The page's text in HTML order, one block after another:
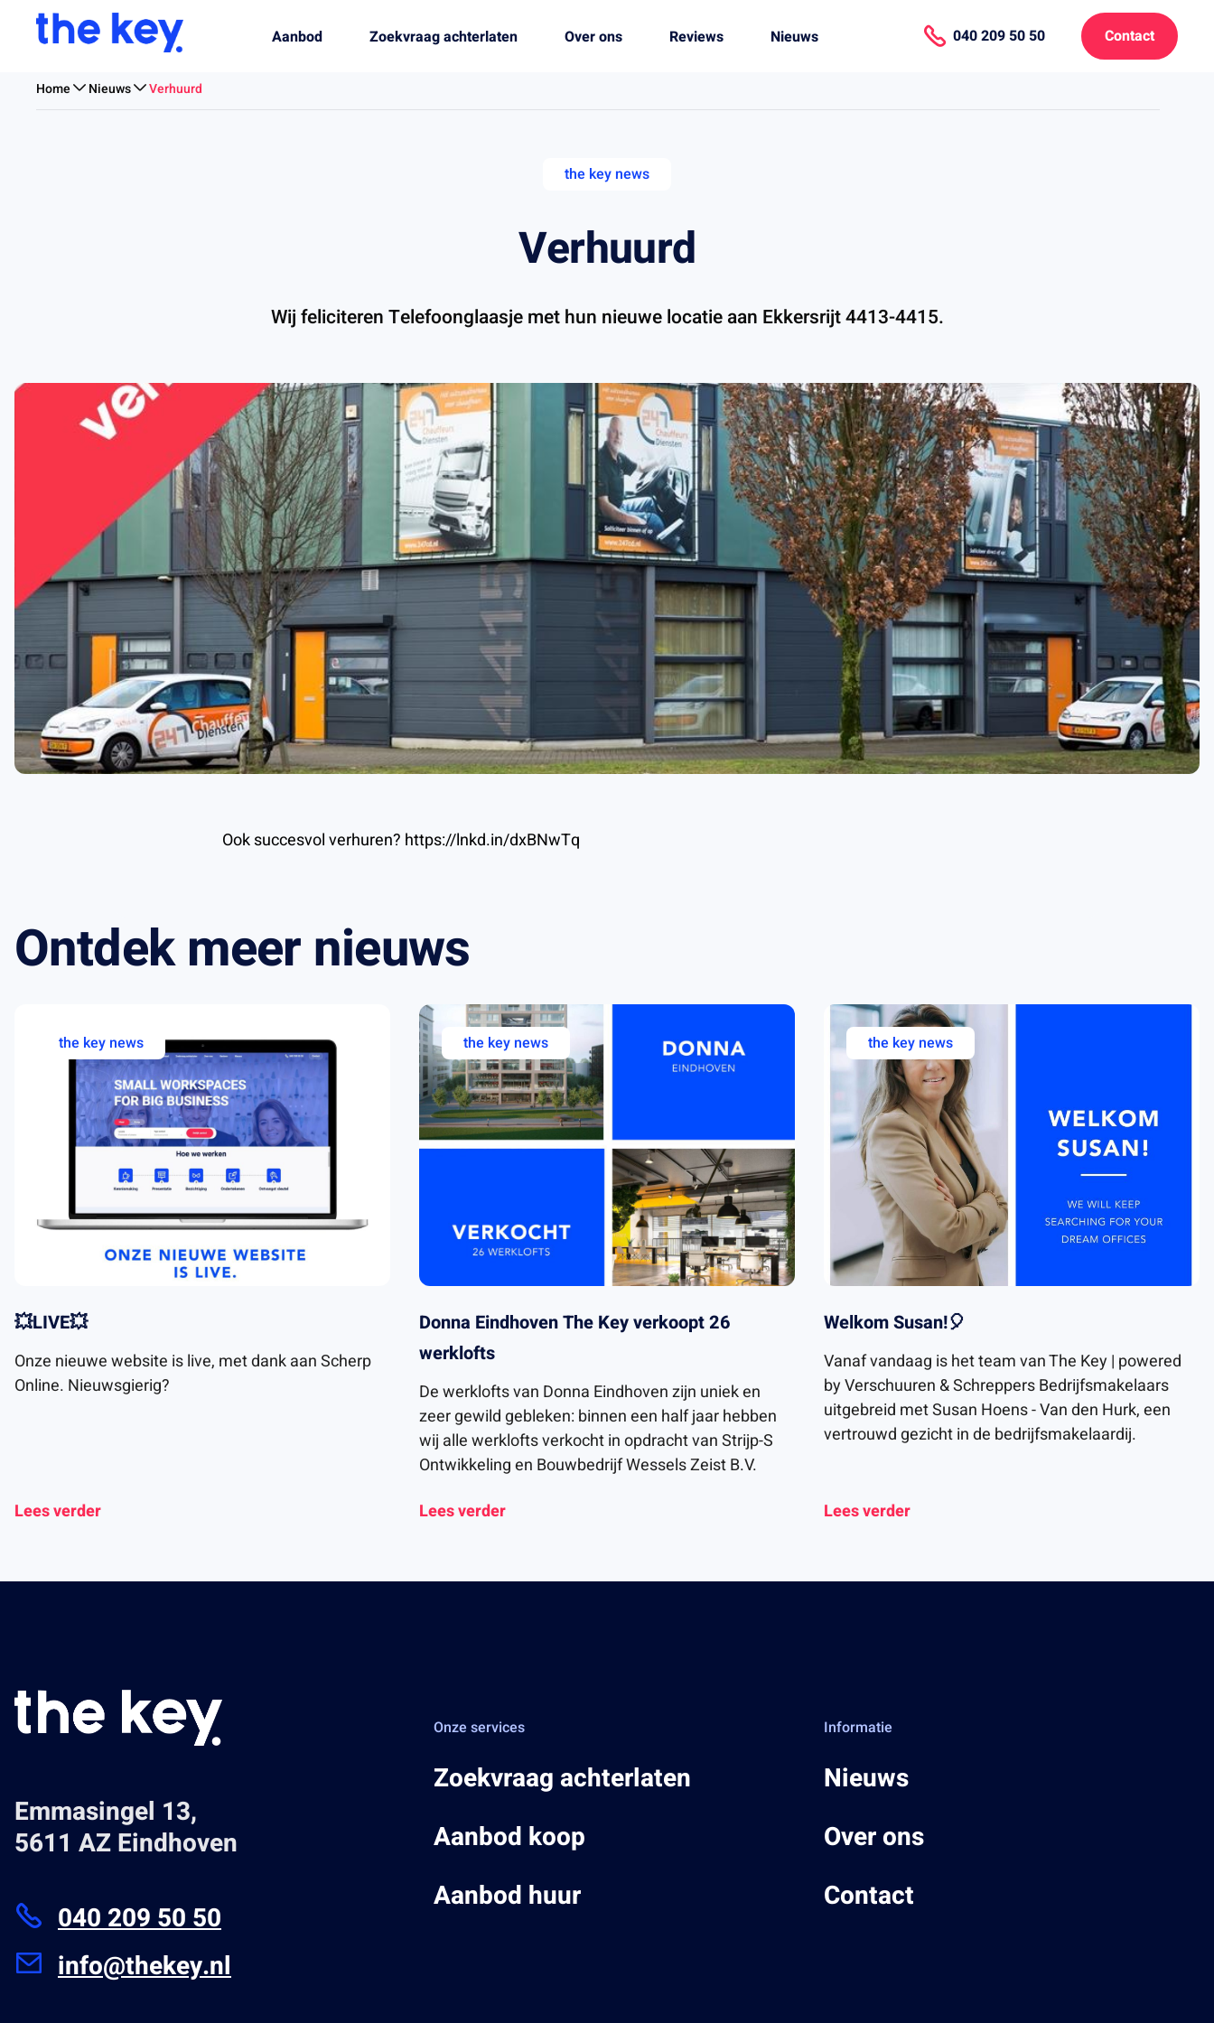
Aanbod Zoekvraag achterlaten Over ons Reviews Nieuws 040 209 50 50 Contact
Home Nieuws Verhuurd
the key news
Verhuurd
Wij feliciteren Telefoonglaasje met hun nieuwe locatie aan Ekkersrijt 4413-4415.
Ook succesvol verhuren? https://lnkd.in/dxBNwTq
Ontdek meer nieuws
the key news
💥LIVE💥
Onze nieuwe website is live, met dank aan Scherp
Online. Nieuwsgierig?
Lees verder
the key news
Donna Eindhoven The Key verkoopt 26
werklofts
De werklofts van Donna Eindhoven zijn uniek en
zeer gewild gebleken: binnen een half jaar hebben
wij alle werklofts verkocht in opdracht van Strijp-S
Ontwikkeling en Bouwbedrijf Wessels Zeist B.V.
Lees verder
the key news
Welkom Susan!🎈
Vanaf vandaag is het team van The Key | powered
by Verschuuren & Schreppers Bedrijfsmakelaars
uitgebreid met Susan Hoens - Van den Hurk, een
vertrouwd gezicht in de bedrijfsmakelaardij.
Lees verder
Emmasingel 13,
5611 AZ Eindhoven
040 209 50 50
info@thekey.nl
Onze services
Zoekvraag achterlaten
Aanbod koop
Aanbod huur
Informatie
Nieuws
Over ons
Contact